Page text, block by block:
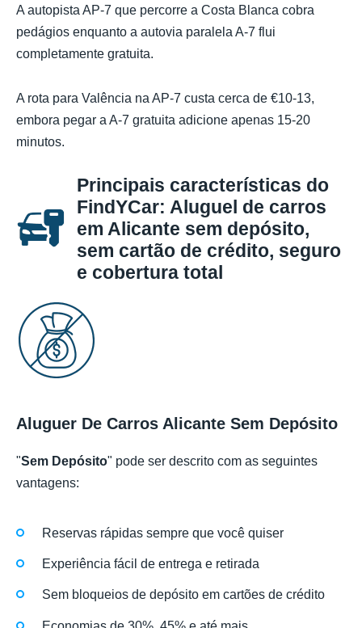
A autopista AP-7 que percorre a Costa Blanca cobra
pedágios enquanto a autovia paralela A-7 flui
completamente gratuita.
A rota para Valência na AP-7 custa cerca de €10-13,
embora pegar a A-7 gratuita adicione apenas 15-20
minutos.
Principais características do
FindYCar: Aluguel de carros
em Alicante sem depósito,
sem cartão de crédito, seguro
e cobertura total
Aluguer De Carros Alicante Sem Depósito
"Sem Depósito" pode ser descrito com as seguintes
vantagens:
Reservas rápidas sempre que você quiser
Experiência fácil de entrega e retirada
Sem bloqueios de depósito em cartões de crédito